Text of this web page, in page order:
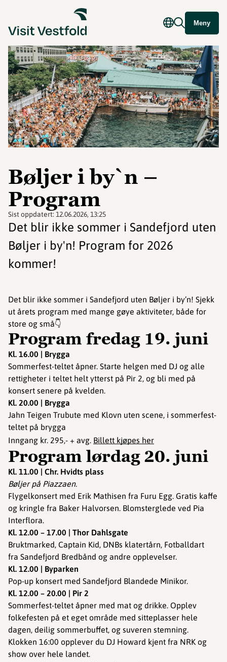
Meny
Bøljer i by`n –
Program
Sist oppdatert: 12.06.2026, 13:25
Det blir ikke sommer i Sandefjord uten
Bøljer i by'n! Program for 2026
kommer!
Det blir ikke sommer i Sandefjord uten Bøljer i by’n! Sjekk
ut årets program med mange gøye aktiviteter, både for
store og små👇
Program fredag 19. juni
Kl. 16.00 | Brygga
Sommerfest-teltet åpner. Starte helgen med DJ og alle
rettigheter i teltet helt ytterst på Pir 2, og bli med på
konsert senere på kvelden.
Kl. 20.00 | Brygga
Jahn Teigen Trubute med Klovn uten scene, i sommerfest-
teltet på brygga
Inngang kr. 295,- + avg. Billett kjøpes her
Program lørdag 20. juni
Kl. 11.00 | Chr. Hvidts plass
Bøljer på Piazzaen.
Flygelkonsert med Erik Mathisen fra Furu Egg. Gratis kaffe
og kringle fra Baker Halvorsen. Blomsterglede ved Pia
Interflora.
Kl. 12.00 – 17.00 | Thor Dahlsgate
Bruktmarked, Captain Kid, DNBs klatertårn, Fotballdart
fra Sandefjord Bredbånd og andre opplevelser.
Kl. 12.00 | Byparken
Pop-up konsert med Sandefjord Blandede Minikor.
Kl. 12.00 – 20.00 | Pir 2
Sommerfest-teltet åpner med mat og drikke. Opplev
folkefesten på et eget område med sitteplasser hele
dagen, deilig sommerbuffet, og suveren stemning.
Klokken 16:00 opplever du DJ Howard kjent fra NRK og
show over hele landet.